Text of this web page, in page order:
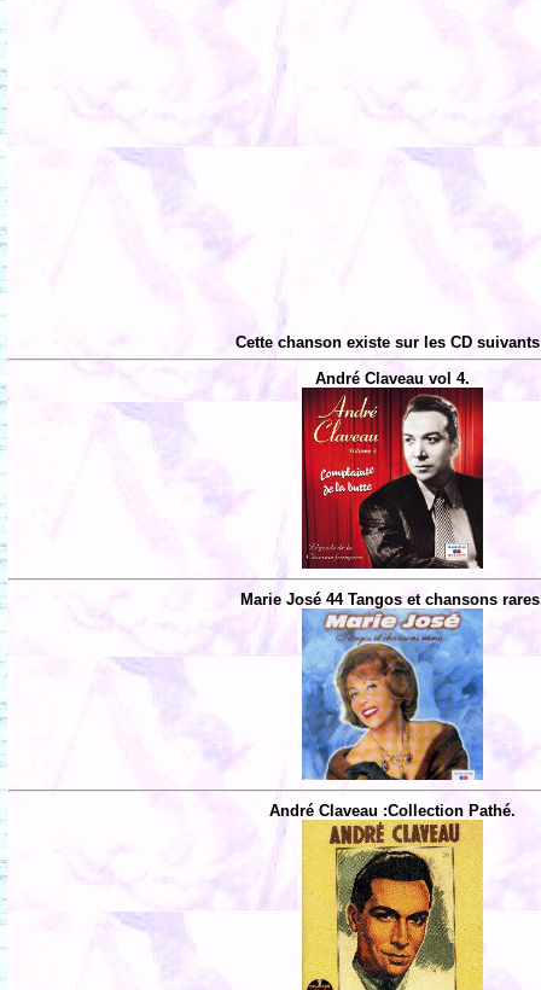
Cette chanson existe sur les CD
André Claveau vol 4.
Marie José 44 Tangos et chansons
André Claveau :Collection Pathé.